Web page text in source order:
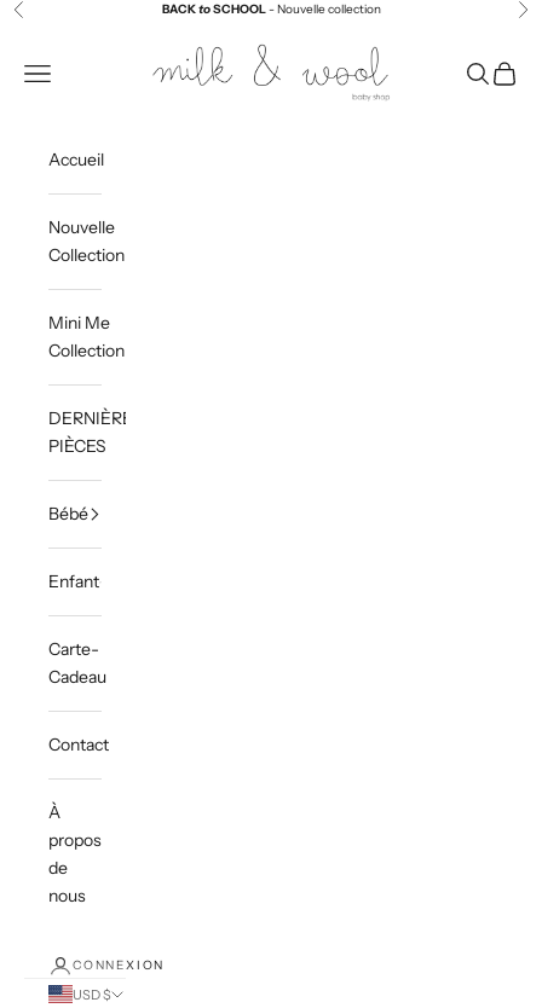
Passer au contenu
Précédent BACKtoSCHOOL- Nouvelle collection
Milk and Wool
Menu
Panier
Accueil
Nouvelle
Collection
Mini Me
Collection
DERNIÈRES
PIÈCES
Bébé
Enfant
Carte-
Cadeau
Contact
À
propos
de
nous
CONNEXION
USD $